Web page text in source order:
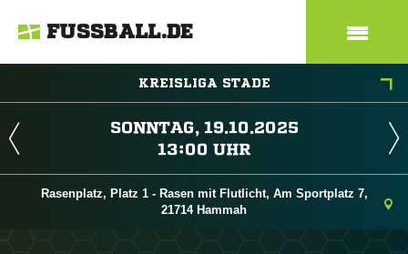
FUSSBALL.DE
KREISLIGA STADE
 
 
Rasenplatz, Platz 1 - Rasen mit Flutlicht, Am Sportplatz 7,
21714 Hammah